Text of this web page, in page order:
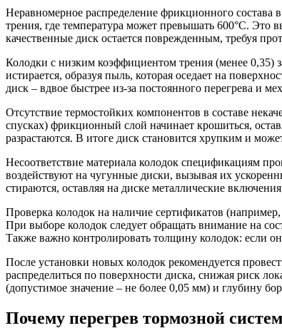
Неравномерное распределение фрикционного
трения, где температура может превышать 600°C. Это
качественные диск остается поврежденным, требуя
Колодки с низким коэффициентом трения (менее 0,35)
истирается, образуя пыль, которая оседает на
диск – вдвое быстрее из-за постоянного перегрева и
Отсутствие термостойких компонентов в составе
спусках) фрикционный слой начинает крошиться,
разрастаются. В итоге диск становится хрупким и
Несоответствие материала колодок спецификациям
воздействуют на чугунные диски, вызывая их
стираются, оставляя на диске металлические
Проверка колодок на наличие сертификатов
При выборе колодок следует обращать внимание на
Также важно контролировать толщину колодок: если
После установки новых колодок рекомендуется
распределиться по поверхности диска, снижая риск
(допустимое значение – не более 0,05 мм) и глубину
Почему перегрев тормозной